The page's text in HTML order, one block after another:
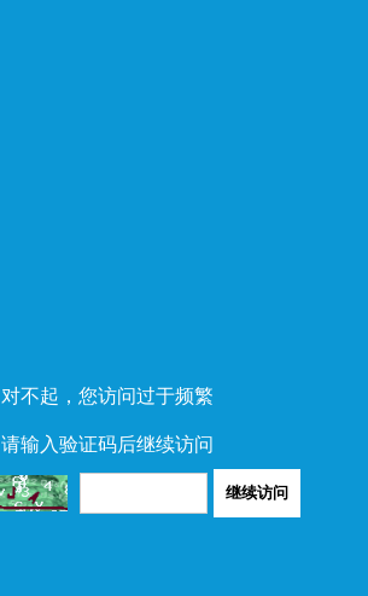
对不起，您访问过于频繁
请输入验证码后继续访问
继续访问